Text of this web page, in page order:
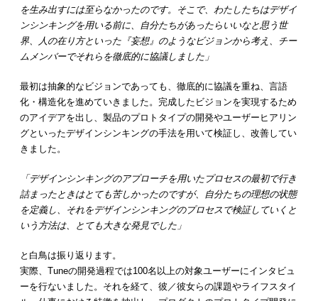
を生み出すには至らなかったのです。そこで、わたしたちはデザイ
ンシンキングを用いる前に、自分たちがあったらいいなと思う世
界、人の在り方といった『妄想』のようなビジョンから考え、チー
ムメンバーでそれらを徹底的に協議しました」
最初は抽象的なビジョンであっても、徹底的に協議を重ね、言語
化・構造化を進めていきました。完成したビジョンを実現するため
のアイデアを出し、製品のプロトタイプの開発やユーザーヒアリン
グといったデザインシンキングの手法を用いて検証し、改善してい
きました。
「デザインシンキングのアプローチを用いたプロセスの最初で行き
詰まったときはとても苦しかったのですが、自分たちの理想の状態
を定義し、それをデザインシンキングのプロセスで検証していくと
いう方法は、とても大きな発見でした」
と白鳥は振り返ります。
実際、Tuneの開発過程では100名以上の対象ユーザーにインタビュ
ーを行ないました。それを経て、彼／彼女らの課題やライフスタイ